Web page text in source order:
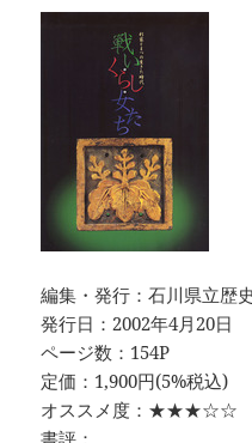
編集・発行：石川県立歴
発行日：2002年4月20日
ページ数：154P
定価：1,900円(5%税込)
オススメ度：★★★☆☆
書評：